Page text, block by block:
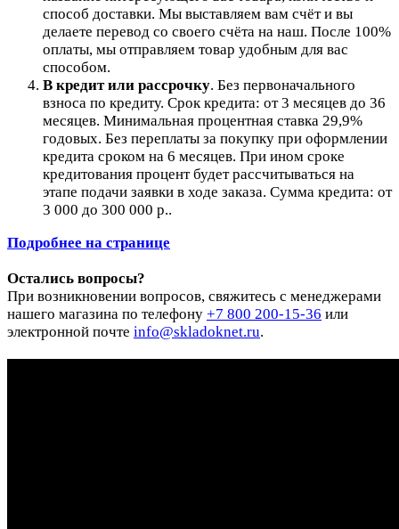
способ доставки. Мы выставляем вам счёт и вы
делаете перевод со своего счёта на наш. После 100%
оплаты, мы отправляем товар удобным для вас
способом.
В кредит или рассрочку. Без первоначального
взноса по кредиту. Срок кредита: от 3 месяцев до 36
месяцев. Минимальная процентная ставка 29,9%
годовых. Без переплаты за покупку при оформлении
кредита сроком на 6 месяцев. При ином сроке
кредитования процент будет рассчитываться на
этапе подачи заявки в ходе заказа. Сумма кредита: от
3 000 до 300 000 р..
Подробнее на странице
Остались вопросы?
При возникновении вопросов, свяжитесь с менеджерами
нашего магазина по телефону +7 800 200-15-36 или
электронной почте info@skladoknet.ru.